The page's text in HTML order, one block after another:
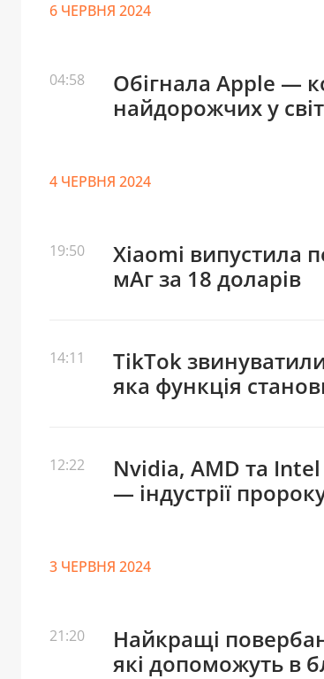
6 ЧЕРВНЯ 2024
04:58
Обігнала Apple —
найдорожчих у
4 ЧЕРВНЯ 2024
19:50
Xiaomi випустила
мАг за 18 доларів
14:11
TikTok
яка функція
12:22
Nvidia, AMD та
— індустрії
3 ЧЕРВНЯ 2024
21:20
Найкращі
які допоможуть в